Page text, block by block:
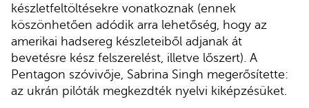
készletfeltöltésekre vonatkoznak (ennek
köszönhetően adódik arra lehetőség, hogy az
amerikai hadsereg készleteiből adjanak át
bevetésre kész felszerelést, illetve lőszert). A
Pentagon szóvivője, Sabrina Singh megerősítette:
az ukrán pilóták megkezdték nyelvi kiképzésüket.